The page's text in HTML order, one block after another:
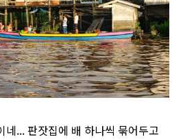
네... 판잣집에 배 하나씩 묶어두고